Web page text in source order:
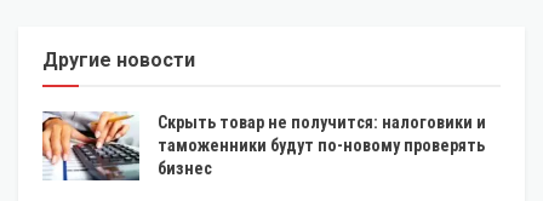
Другие новости
Скрыть товар не получится: налоговики и
таможенники будут по-новому проверять
бизнес